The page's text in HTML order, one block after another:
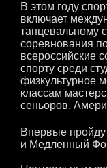
В этом году
включает
танцевальному
соревнования
всероссийские
спорту среди
физкультурное
классам
сеньоров,
Впервые
и Медленный